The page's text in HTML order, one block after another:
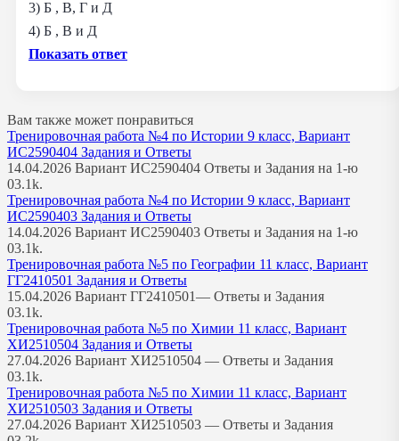
3) Б , В, Г и Д
4) Б , В и Д
Показать ответ
Вам также может понравиться
Тренировочная работа №4 по Истории 9 класс, Вариант
ИС2590404 Задания и Ответы
14.04.2026 Вариант ИС2590404 Ответы и Задания на 1-ю
03.1k.
Тренировочная работа №4 по Истории 9 класс, Вариант
ИС2590403 Задания и Ответы
14.04.2026 Вариант ИС2590403 Ответы и Задания на 1-ю
03.1k.
Тренировочная работа №5 по Географии 11 класс, Вариант
ГГ2410501 Задания и Ответы
15.04.2026 Вариант ГГ2410501— Ответы и Задания
03.1k.
Тренировочная работа №5 по Химии 11 класс, Вариант
ХИ2510504 Задания и Ответы
27.04.2026 Вариант ХИ2510504 — Ответы и Задания
03.1k.
Тренировочная работа №5 по Химии 11 класс, Вариант
ХИ2510503 Задания и Ответы
27.04.2026 Вариант ХИ2510503 — Ответы и Задания